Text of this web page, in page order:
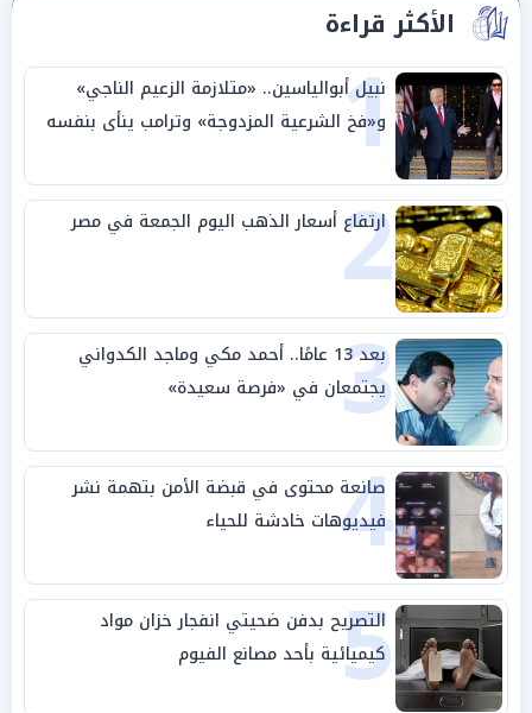
الأكثر قراءة
1
نبيل أبوالياسين.. «متلازمة الزعيم الناجي»
و«فخ الشرعية المزدوجة» وترامب ينأى بنفسه
وحليفه في «ميتم استراتيجي»
2
ارتفاع أسعار الذهب اليوم الجمعة في مصر
3 بعد 13 عامًا.. أحمد مكي وماجد الكدواني
يجتمعان في «فرصة سعيدة»
4
صانعة محتوى في قبضة الأمن بتهمة نشر
فيديوهات خادشة للحياء
5
التصريح بدفن ضحيتي انفجار خزان مواد
كيميائية بأحد مصانع الفيوم